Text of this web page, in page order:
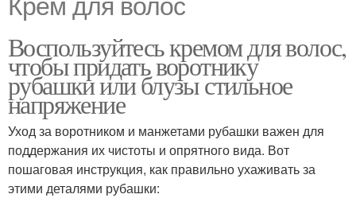
Крем для волос
Воспользуйтесь кремом для волос,
чтобы придать воротнику
рубашки или блузы стильное
напряжение
Уход за воротником и манжетами рубашки важен для
поддержания их чистоты и опрятного вида. Вот
пошаговая инструкция, как правильно ухаживать за
этими деталями рубашки: